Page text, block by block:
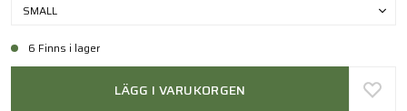
SMALL
6 Finns i lager
LÄGG I VARUKORGEN